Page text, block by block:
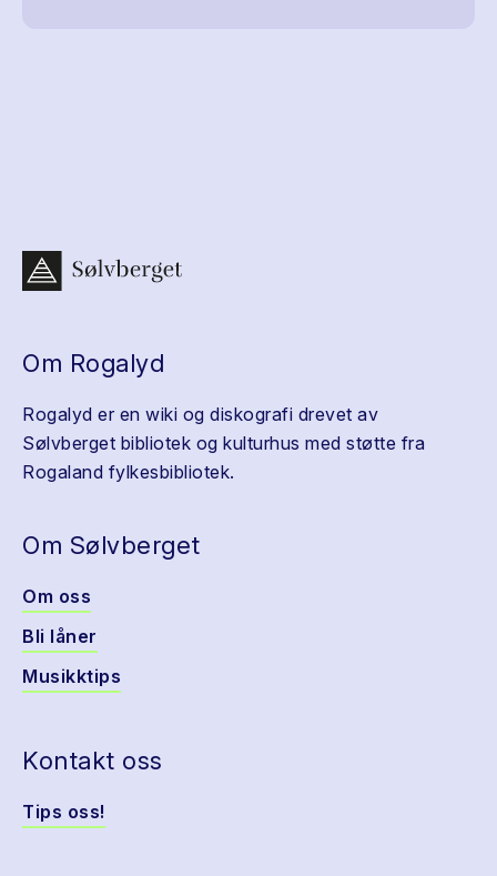
Om Rogalyd
Rogalyd er en wiki og diskografi drevet av
Sølvberget bibliotek og kulturhus med støtte fra
Rogaland fylkesbibliotek.
Om Sølvberget
Om oss
Bli låner
Musikktips
Kontakt oss
Tips oss!